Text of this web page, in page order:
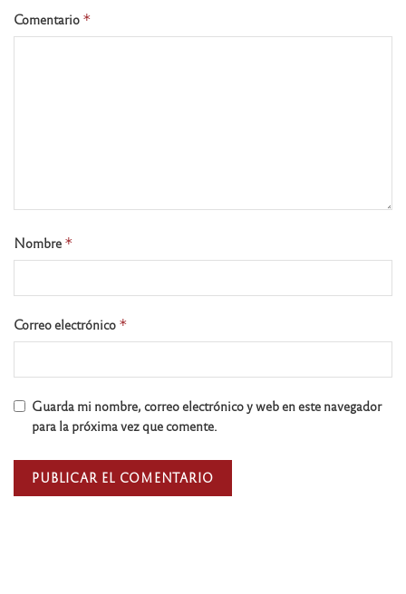
Comentario *
Nombre *
Correo electrónico *
Guarda mi nombre, correo electrónico y web en este navegador
para la próxima vez que comente.